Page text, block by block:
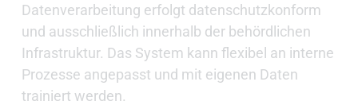
Datenverarbeitung erfolgt datenschutzkonform
und ausschließlich innerhalb der behördlichen
Infrastruktur. Das System kann flexibel an interne
Prozesse angepasst und mit eigenen Daten
trainiert werden.